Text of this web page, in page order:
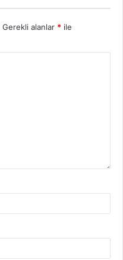
Gerekli alanlar * ile